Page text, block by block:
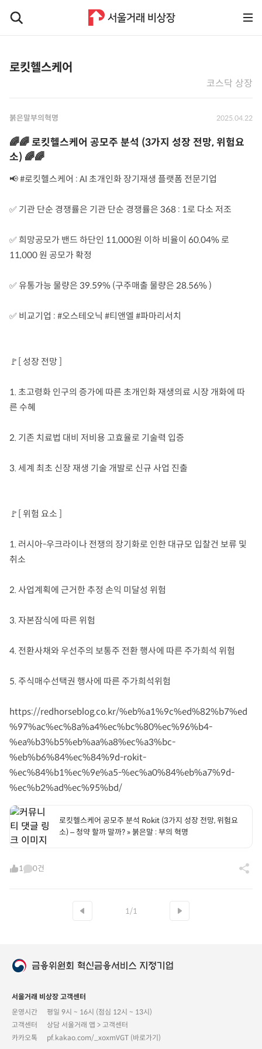
로킷헬스케어
코스닥 상장
붉은말부의혁명 2025.04.22
🌈🌈 로킷헬스케어 공모주 분석 (3가지 성장 전망, 위험요
소) 🌈🌈
📢 #로킷헬스케어 : AI 초개인화 장기재생 플랫폼 전문기업
✅ 기관 단순 경쟁률은 기관 단순 경쟁률은 368 : 1로 다소 저조
✅ 희망공모가 밴드 하단인 11,000원 이하 비율이 60.04% 로
11,000 원 공모가 확정
✅ 유통가능 물량은 39.59% (구주매출 물량은 28.56% )
✅ 비교기업 : #오스테오닉 #티앤엘 #파마리서치
🚩[ 성장 전망 ]
1. 초고령화 인구의 증가에 따른 초개인화 재생의료 시장 개화에 따
른 수혜
2. 기존 치료법 대비 저비용 고효율로 기술력 입증
3. 세계 최초 신장 재생 기술 개발로 신규 사업 진출
🚩[ 위험 요소 ]
1. 러시아-우크라이나 전쟁의 장기화로 인한 대규모 입찰건 보류 및
취소
2. 사업계획에 근거한 추정 손익 미달성 위험
3. 자본잠식에 따른 위험
4. 전환사채와 우선주의 보통주 전환 행사에 따른 주가희석 위험
5. 주식매수선택권 행사에 따른 주가희석위험
https://redhorseblog.co.kr/%eb%a1%9c%ed%82%b7%ed
%97%ac%ec%8a%a4%ec%bc%80%ec%96%b4-
%ea%b3%b5%eb%aa%a8%ec%a3%bc-
%eb%b6%84%ec%84%9d-rokit-
%ec%84%b1%ec%9e%a5-%ec%a0%84%eb%a7%9d-
%ec%b2%ad%ec%95%bd/
로킷헬스케어 공모주 분석 Rokit (3가지 성장 전망, 위험요
소) – 청약 할까 말까? » 붉은말 : 부의 혁명
1 0건
1/1
서울거래 비상장 고객센터
운영시간
평일 9시 ~ 16시 (점심 12시 ~ 13시)
고객센터
상담 서울거래 앱 > 고객센터
카카오톡
pf.kakao.com/_xoxmVGT (바로가기)